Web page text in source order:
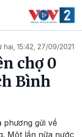
hai, 15:42, 27/09/2021
chợ 0
Bình
phương gửi về
Một lần nữa nước